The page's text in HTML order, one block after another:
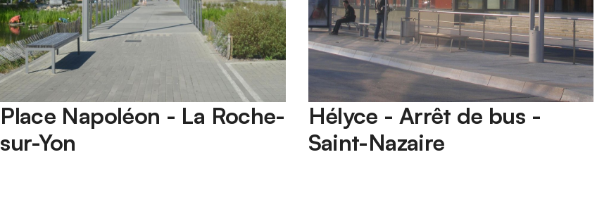
Place Napoléon - La Roche-
sur-Yon
Hélyce - Arrêt de bus -
Saint-Nazaire